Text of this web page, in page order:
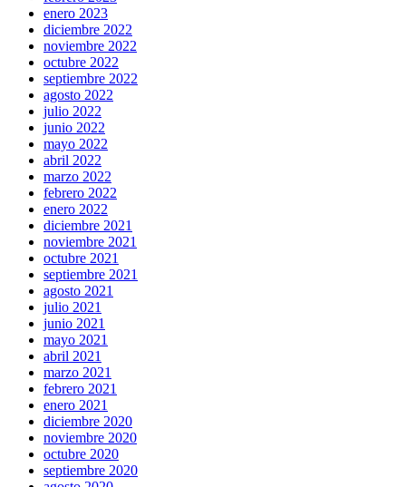
enero 2023
diciembre 2022
noviembre 2022
octubre 2022
septiembre 2022
agosto 2022
julio 2022
junio 2022
mayo 2022
abril 2022
marzo 2022
febrero 2022
enero 2022
diciembre 2021
noviembre 2021
octubre 2021
septiembre 2021
agosto 2021
julio 2021
junio 2021
mayo 2021
abril 2021
marzo 2021
febrero 2021
enero 2021
diciembre 2020
noviembre 2020
octubre 2020
septiembre 2020